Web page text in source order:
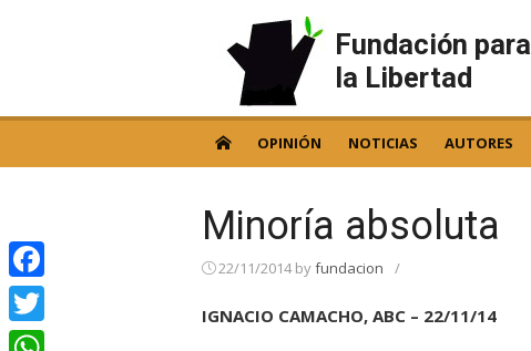
Fundación para
la Libertad
OPINIÓN NOTICIAS AUTORES
Minoría absoluta
22/11/2014byfundacion /
IGNACIO CAMACHO, ABC – 22/11/14
Facebook
Twitter